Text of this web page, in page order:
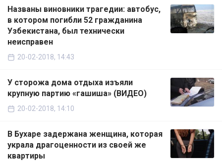
Названы виновники трагедии: автобус,
в котором погибли 52 гражданина
Узбекистана, был технически
неисправен
20-02-2018, 14:43
У сторожа дома отдыха изъяли
крупную партию «гашиша» (ВИДЕО)
20-02-2018, 14:10
В Бухаре задержана женщина, которая
украла драгоценности из своей же
квартиры